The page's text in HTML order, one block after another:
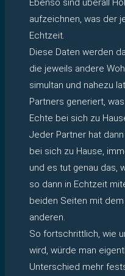
Ebenso sind überall
aufzeichnen, was der
Echtzeit.
Diese Daten werden
die jeweils andere
simultan und nahezu
Partners generiert,
Echte bei sich zu
Jeder Partner hat
bei sich zu Hause,
und es tut genau das,
so dann in Echtzeit
beiden Seiten mit
anderen.
So fortschrittlich, wie
wird, würde man
Unterschied mehr